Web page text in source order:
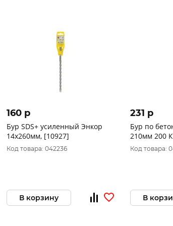
160 p
Бур SDS+ усиленный Энкор
14x260мм, [10927]
Код товара: 042236
В корзину
231 p
Бур по
Код товара:
В